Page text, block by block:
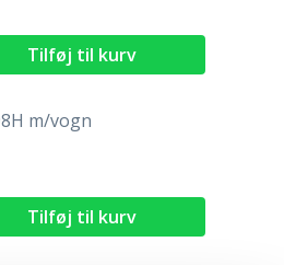
m/vogn